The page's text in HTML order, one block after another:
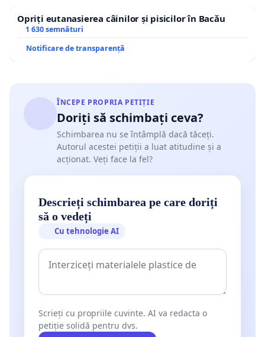
Opriți eutanasierea câinilor și pisicilor în Bacău
1 630 semnături
Notificare de transparență
ÎNCEPE PROPRIA PETIȚIE
Doriți să schimbați ceva?
Schimbarea nu se întâmplă dacă tăceți.
Autorul acestei petiții a luat atitudine și a
acționat. Veți face la fel?
Descrieți schimbarea pe care doriți
să o vedeți
Cu tehnologie AI
Scrieți cu propriile cuvinte. AI va redacta o
petiție solidă pentru dvs.